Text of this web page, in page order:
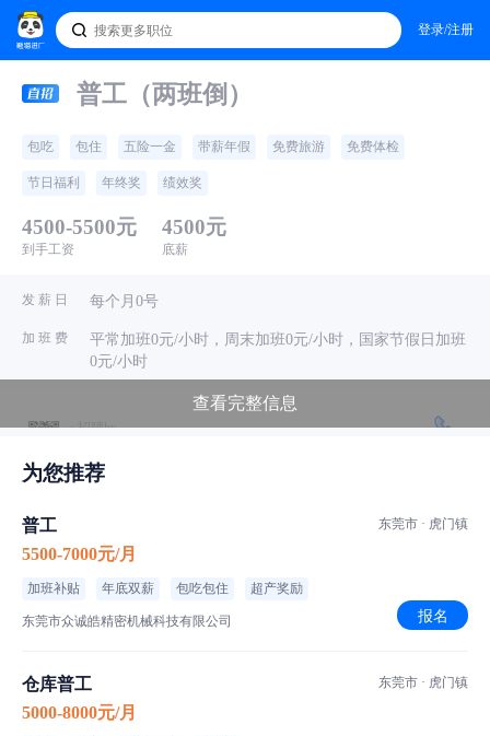
登录/注册
普工（两班倒）
包吃 包住 五险一金 带薪年假 免费旅游 免费体检
节日福利 年终奖 绩效奖
4500-5500元
到手工资
4500元
底薪
发 薪 日 每个月0号
加 班 费
平常加班0元/小时，周末加班0元/小时，国家节假日加班
0元/小时
· 招聘hr
职位介绍
车间环境
工作地点 东莞市虎门镇
查看完整信息
为您推荐
普工
5500-7000元/月
加班补贴 年底双薪 包吃包住 超产奖励
东莞市众诚皓精密机械科技有限公司
东莞市 · 虎门镇
报名
仓库普工
5000-8000元/月
东莞市 · 虎门镇